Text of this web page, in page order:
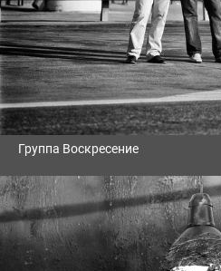
Группа Воскресение